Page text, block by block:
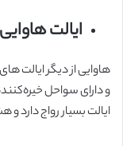
ایالت هاوایی Hawaii
هاوایی از دیگر ایالت
و دارای سواحل
ایالت بسیار رواج دارد